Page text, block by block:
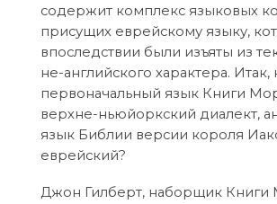
содержит комплекс языковых
присущих еврейскому языку,
впоследствии были изъяты из
не-английского характера.
первоначальный язык Книги
верхне-ньюйоркский диалект,
язык Библии версии короля
еврейский?
Джон Гилберт, наборщик